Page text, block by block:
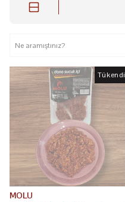
Tükendi
MOLU